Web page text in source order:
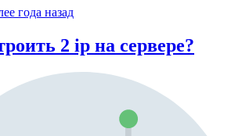
года назад
2 ip на сервере?